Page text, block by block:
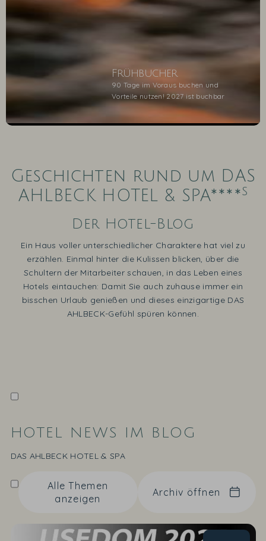
Frühbucher
90 Tage im Voraus buchen und
Vorteile nutzen! 2027 ist buchbar
Geschichten rund um DAS
AHLBECK HOTEL & SPA****s
Der Hotel-Blog
Ein Haus voller unterschiedlicher Charaktere hat viel zu
erzählen. Einmal hinter die Kulissen blicken, über die
Schultern der Mitarbeiter schauen, in das Leben eines
Hotels eintauchen: Damit Sie auch zuhause immer ein
bisschen Urlaub genießen und dieses einzigartige DAS
AHLBECK-Gefühl spüren können.
HOTEL NEWS IM BLOG
DAS AHLBECK HOTEL & SPA
Alle Themen
anzeigen
Archiv öffnen